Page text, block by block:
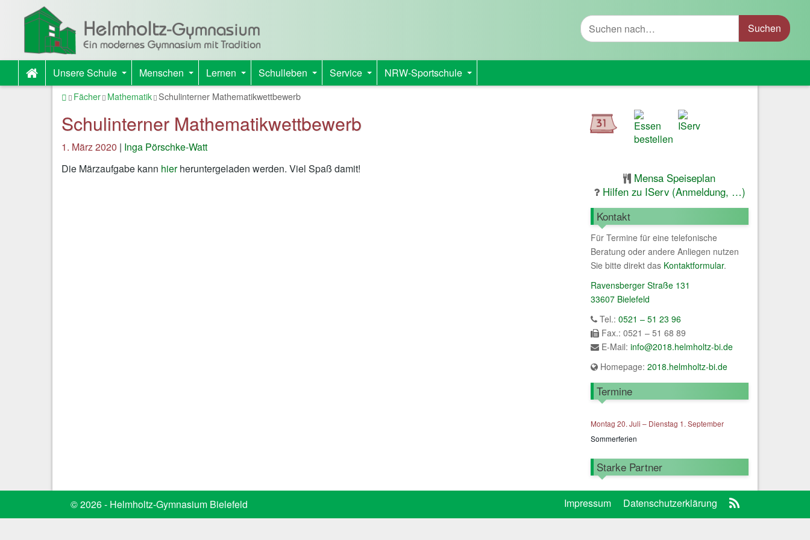
Suche
+
Unsere Schule
+
Menschen
+
Lernen
+
Schulleben
+
Service
+
NRW-Sportschule
Startseite
Fächer Mathematik Schulinterner Mathematikwettbewerb
Schulinterner Mathematikwettbewerb
1. März 2020 | Inga Pörschke-Watt
Die Märzaufgabe kann hierheruntergeladen werden. Viel Spaß damit!
Mensa Speiseplan
Hilfen zu IServ (Anmeldung, …)
Kontakt
Für Termine für eine telefonische
Beratung oder andere Anliegen nutzen
Sie bitte direkt das Kontaktformular.
Ravensberger Straße 131
33607 Bielefeld
Tel.: 0521 – 51 23 96
Fax.: 0521 – 51 68 89
E-Mail: info@2018.helmholtz-bi.de
Homepage: 2018.helmholtz-bi.de
Termine
Montag 20. Juli – Dienstag 1. September
Sommerferien
Starke Partner
© 2026 - Helmholtz-Gymnasium Bielefeld Impressum Datenschutzerklärung